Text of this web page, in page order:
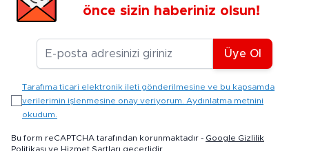
önce sizin haberiniz olsun!
E-posta Adresiniz
Üye Ol
Tarafıma ticari elektronik ileti gönderilmesine ve bu kapsamda
verilerimin işlenmesine onay veriyorum. Aydınlatma metnini
okudum.
Bu form reCAPTCHA tarafından korunmaktadır - Google Gizlilik
Politikası ve Hizmet Şartları geçerlidir.